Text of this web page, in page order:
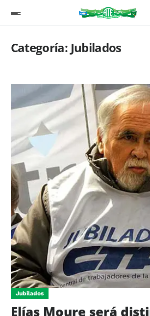
Categoría: Jubilados
Jubilados
Elías Moure será